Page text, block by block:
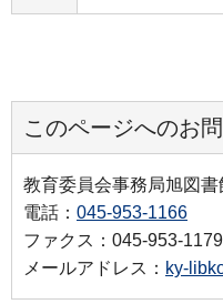
このページへのお
教育委員会事務局旭図書
電話： 045-953-1166
ファクス：045-953-1179
メールアドレス： ky-